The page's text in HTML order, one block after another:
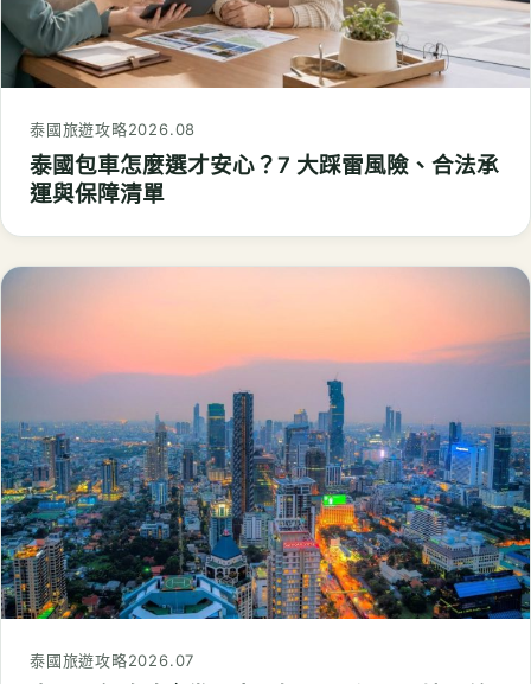
泰國旅遊攻略2026.08
泰國包車怎麼選才安心？7 大踩雷風險、合法承
運與保障清單
泰國旅遊攻略2026.07